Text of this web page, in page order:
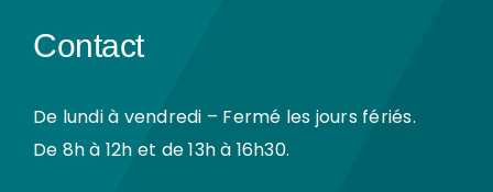
Contact
De lundi à vendredi – Fermé les jours fériés.
De 8h à 12h et de 13h à 16h30.